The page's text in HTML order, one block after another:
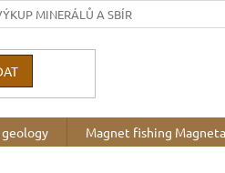
MINERÁLŮ A SBÍREK
Magnet fishing